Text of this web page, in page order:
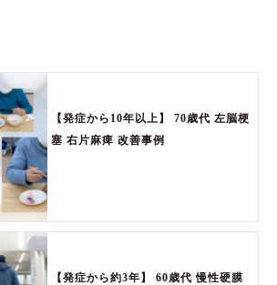
【発症から10年以上】 70歳代 左脳梗
塞 右片麻痺 改善事例
【発症から約3年】 60歳代 慢性硬膜